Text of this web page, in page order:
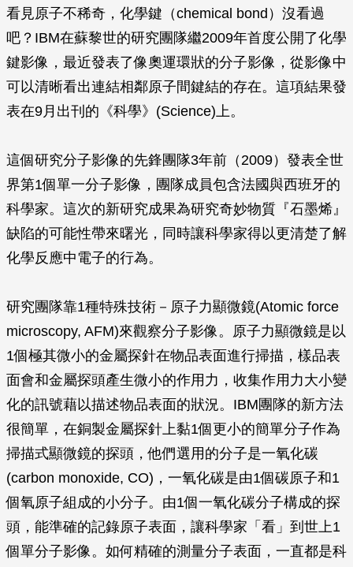
看見原子不稀奇，化學鍵（chemical bond）沒看過
吧？IBM在蘇黎世的研究團隊繼2009年首度公開了化學
鍵影像，最近發表了像奧運環狀的分子影像，從影像中
可以清晰看出連結相鄰原子間鍵結的存在。這項結果發
表在9月出刊的《科學》(Science)上。
這個研究分子影像的先鋒團隊3年前（2009）發表全世
界第1個單一分子影像，團隊成員包含法國與西班牙的
科學家。這次的新研究成果為研究奇妙物質『石墨烯』
缺陷的可能性帶來曙光，同時讓科學家得以更清楚了解
化學反應中電子的行為。
研究團隊靠1種特殊技術－原子力顯微鏡(Atomic force
microscopy, AFM)來觀察分子影像。原子力顯微鏡是以
1個極其微小的金屬探針在物品表面進行掃描，樣品表
面會和金屬探頭產生微小的作用力，收集作用力大小變
化的訊號藉以描述物品表面的狀況。IBM團隊的新方法
很簡單，在銅製金屬探針上黏1個更小的簡單分子作為
掃描式顯微鏡的探頭，他們選用的分子是一氧化碳
(carbon monoxide, CO)，一氧化碳是由1個碳原子和1
個氧原子組成的小分子。由1個一氧化碳分子構成的探
頭，能準確的記錄原子表面，讓科學家「看」到世上1
個單分子影像。如何精確的測量分子表面，一直都是科